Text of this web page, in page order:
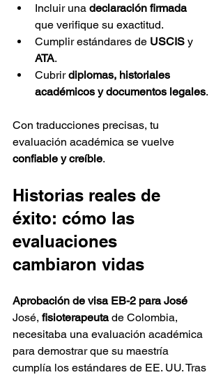
Incluir una declaración firmada
que verifique su exactitud.
Cumplir estándares de USCIS y
ATA.
Cubrir diplomas, historiales
académicos y documentos legales.
Con traducciones precisas, tu
evaluación académica se vuelve
confiable y creíble.
Historias reales de
éxito: cómo las
evaluaciones
cambiaron vidas
Aprobación de visa EB-2 para José
José, fisioterapeuta de Colombia,
necesitaba una evaluación académica
para demostrar que su maestría
cumplía los estándares de EE. UU. Tras